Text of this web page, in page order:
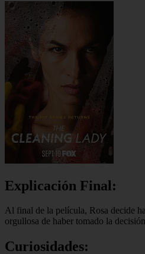
Explicación Final:
Al final de la película, Rosa decide
orgullosa de haber tomado la
Curiosidades: